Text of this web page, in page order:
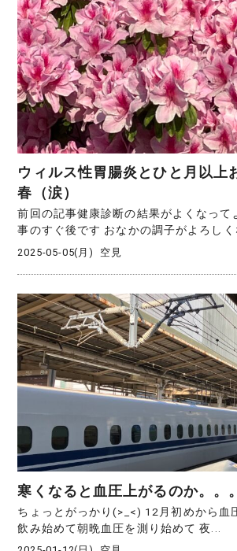
ウィルス性胃腸炎とひと月以上
春（涙）
前回の記事健康診断の結果がよくなって
事のすぐ後です おなかの調子がよろし
2025-05-05(月) 空見
寒くなると血圧上がるのか。。。
ちょっとがっかり(>_<) 12月初めから血
飲み始めて朝晩血圧を測り始めて 夜...